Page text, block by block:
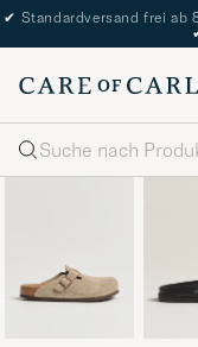
✔ Standardversand frei ab
Suche